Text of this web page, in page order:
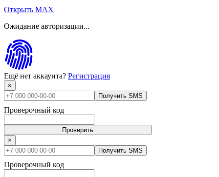
Открыть MAX
Ожидание авторизации...
Ещё нет аккаунта? Регистрация
×
Получить SMS
Проверочный код
Проверить
×
Получить SMS
Проверочный код